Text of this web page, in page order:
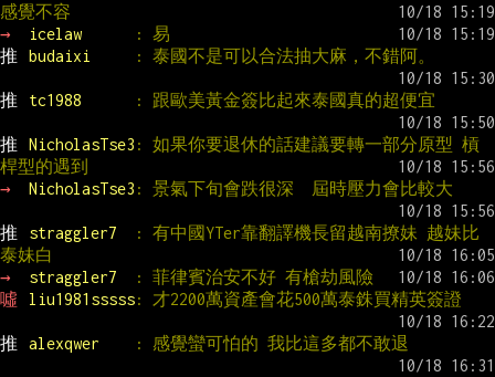
感覺不容
→
icelaw
: 易
推
budaixi : 泰國不是可以合法抽大麻，不錯阿。
推 tc1988 : 跟歐美黃金簽比起來泰國真的超便宜
推 NicholasTse3 : 如果你要退休的話建議要轉一部分原型 槓
桿型的遇到
→
NicholasTse3 : 景氣下旬會跌很深  屆時壓力會比較大
推 straggler7
: 有中國YTer靠翻譯機長留越南撩妹 越妹比
泰妹白
→
straggler7
: 菲律賓治安不好 有槍劫風險
噓
liu1981sssss: 才2200萬資產會花500萬泰銖買精英簽證
推 alexqwer : 感覺蠻可怕的 我比這多都不敢退